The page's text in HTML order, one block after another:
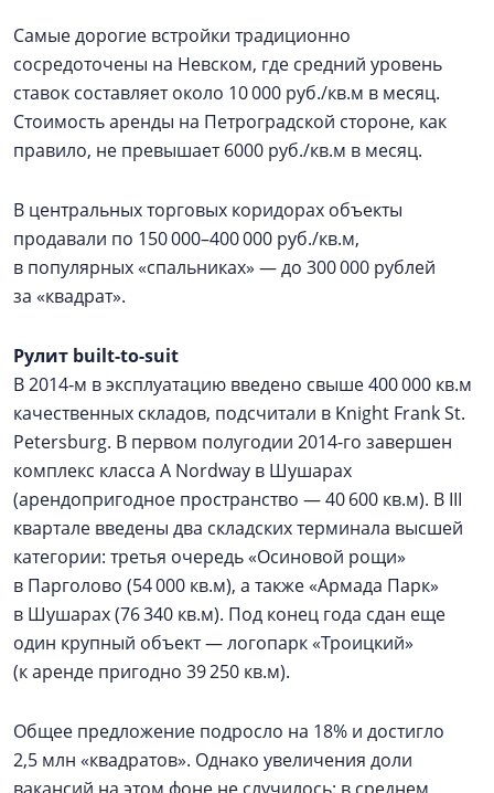
Самые дорогие встройки традиционно
сосредоточены на Невском, где средний уровень
ставок составляет около 10 000 руб./кв.м в месяц.
Стоимость аренды на Петроградской стороне, как
правило, не превышает 6000 руб./кв.м в месяц.
В центральных торговых коридорах объекты
продавали по 150 000–400 000 руб./кв.м,
в популярных «спальниках» — до 300 000 рублей
за «квадрат».
Рулит built-to-suit
В 2014‑м в эксплуатацию введено свыше 400 000 кв.м
качественных складов, подсчитали в Knight Frank St.
Petersburg. В первом полугодии 2014-го завершен
комплекс класса А Nordway в Шушарах
(арендопригодное пространство — 40 600 кв.м). В III
квартале введены два складских терминала высшей
категории: третья очередь «Осиновой рощи»
в Парголово (54 000 кв.м), а также «Армада Парк»
в Шушарах (76 340 кв.м). Под конец года сдан еще
один крупный объект — логопарк «Троицкий»
(к аренде пригодно 39 250 кв.м).
Общее предложение подросло на 18% и достигло
2,5 млн «квадратов». Однако увеличения доли